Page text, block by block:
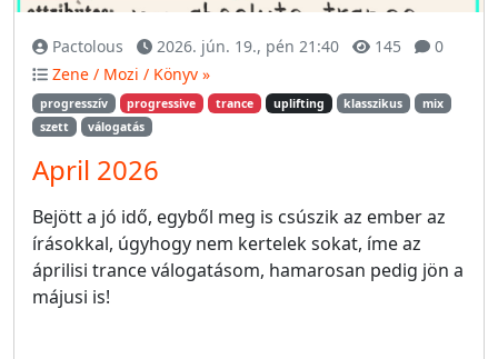
Pactolous 2026. jún. 19., pén 21:40 145
0
Zene / Mozi / Könyv »
progresszív progressive trance uplifting klasszikus
mix
szett
válogatás
April 2026
Bejött a jó idő, egyből meg is csúszik az ember az
írásokkal, úgyhogy nem kertelek sokat, íme az
áprilisi trance válogatásom, hamarosan pedig jön a
májusi is!